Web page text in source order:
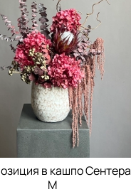
в кашпо Сентера
M